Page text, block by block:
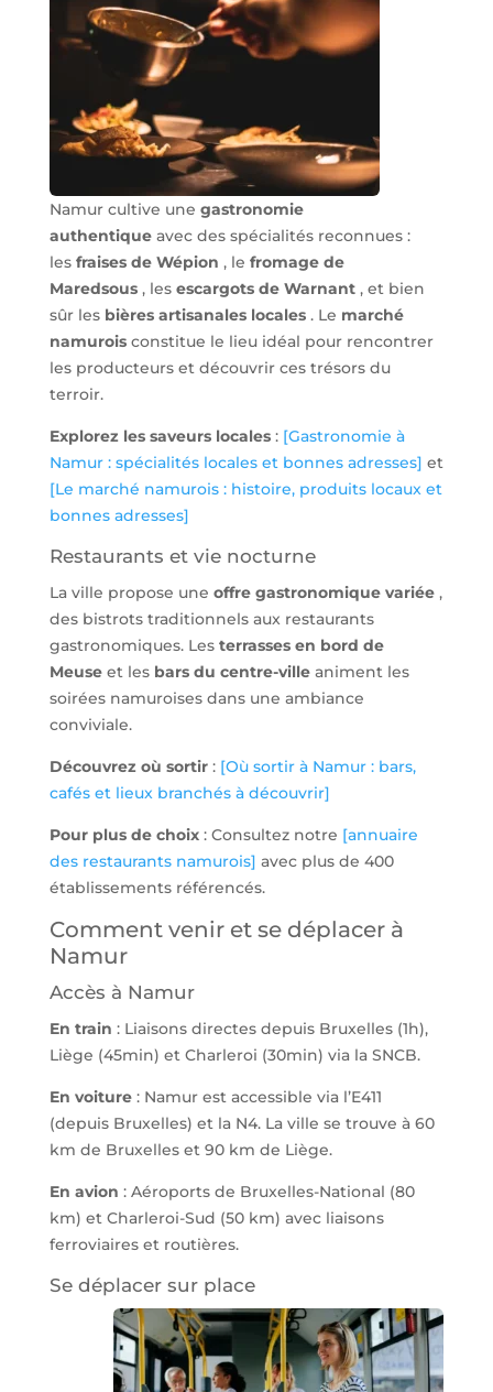
Namur cultive une gastronomie
authentiqueavec des spécialités reconnues :
les fraises de Wépion , le fromage de
Maredsous, les escargots de Warnant, et bien
sûr les bières artisanales locales. Le marché
namuroisconstitue le lieu idéal pour rencontrer
les producteurs et découvrir ces trésors du
terroir.
Explorez les saveurs locales: [Gastronomie à
Namur : spécialités locales et bonnes adresses] et
[Le marché namurois : histoire, produits locaux et
bonnes adresses]
Restaurants et vie nocturne
La ville propose une offre gastronomique variée,
des bistrots traditionnels aux restaurants
gastronomiques. Les terrasses en bord de
Meuseet les bars du centre-villeaniment les
soirées namuroises dans une ambiance
conviviale.
Découvrez où sortir: [Où sortir à Namur : bars,
cafés et lieux branchés à découvrir]
Pour plus de choix: Consultez notre [annuaire
des restaurants namurois] avec plus de 400
établissements référencés.
Comment venir et se déplacer à
Namur
Accès à Namur
En train : Liaisons directes depuis Bruxelles (1h),
Liège (45min) et Charleroi (30min) via la SNCB.
En voiture: Namur est accessible via l’E411
(depuis Bruxelles) et la N4. La ville se trouve à 60
km de Bruxelles et 90 km de Liège.
En avion : Aéroports de Bruxelles-National (80
km) et Charleroi-Sud (50 km) avec liaisons
ferroviaires et routières.
Se déplacer sur place